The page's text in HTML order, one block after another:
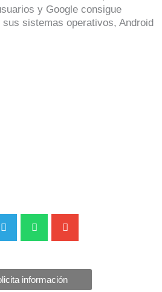
y Google consigue
sistemas operativos, Android
información